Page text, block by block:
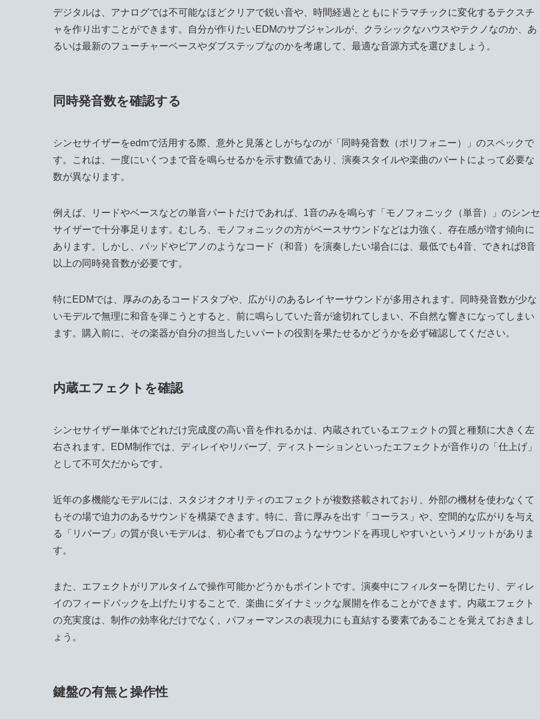
デジタルは、アナログでは不可能なほどクリアで鋭い音や、時間経過とともにドラマチックに変化するテクスチ
ャを作り出すことができます。自分が作りたいEDMのサブジャンルが、クラシックなハウスやテクノなのか、あ
るいは最新のフューチャーベースやダブステップなのかを考慮して、最適な音源方式を選びましょう。
同時発音数を確認する
シンセサイザーをedmで活用する際、意外と見落としがちなのが「同時発音数（ポリフォニー）」のスペックで
す。これは、一度にいくつまで音を鳴らせるかを示す数値であり、演奏スタイルや楽曲のパートによって必要な
数が異なります。
例えば、リードやベースなどの単音パートだけであれば、1音のみを鳴らす「モノフォニック（単音）」のシンセ
サイザーで十分事足ります。むしろ、モノフォニックの方がベースサウンドなどは力強く、存在感が増す傾向に
あります。しかし、パッドやピアノのようなコード（和音）を演奏したい場合には、最低でも4音、できれば8音
以上の同時発音数が必要です。
特にEDMでは、厚みのあるコードスタブや、広がりのあるレイヤーサウンドが多用されます。同時発音数が少な
いモデルで無理に和音を弾こうとすると、前に鳴らしていた音が途切れてしまい、不自然な響きになってしまい
ます。購入前に、その楽器が自分の担当したいパートの役割を果たせるかどうかを必ず確認してください。
内蔵エフェクトを確認
シンセサイザー単体でどれだけ完成度の高い音を作れるかは、内蔵されているエフェクトの質と種類に大きく左
右されます。EDM制作では、ディレイやリバーブ、ディストーションといったエフェクトが音作りの「仕上げ」
として不可欠だからです。
近年の多機能なモデルには、スタジオクオリティのエフェクトが複数搭載されており、外部の機材を使わなくて
もその場で迫力のあるサウンドを構築できます。特に、音に厚みを出す「コーラス」や、空間的な広がりを与え
る「リバーブ」の質が良いモデルは、初心者でもプロのようなサウンドを再現しやすいというメリットがありま
す。
また、エフェクトがリアルタイムで操作可能かどうかもポイントです。演奏中にフィルターを閉じたり、ディレ
イのフィードバックを上げたりすることで、楽曲にダイナミックな展開を作ることができます。内蔵エフェクト
の充実度は、制作の効率化だけでなく、パフォーマンスの表現力にも直結する要素であることを覚えておきまし
ょう。
鍵盤の有無と操作性